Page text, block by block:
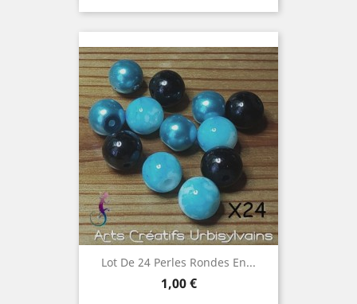
Lot De 24 Perles Rondes En...
Prix
1,00 €